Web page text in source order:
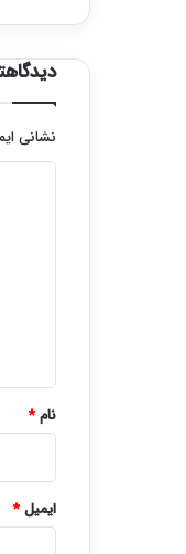
نشانی
نام*
ایمیل*